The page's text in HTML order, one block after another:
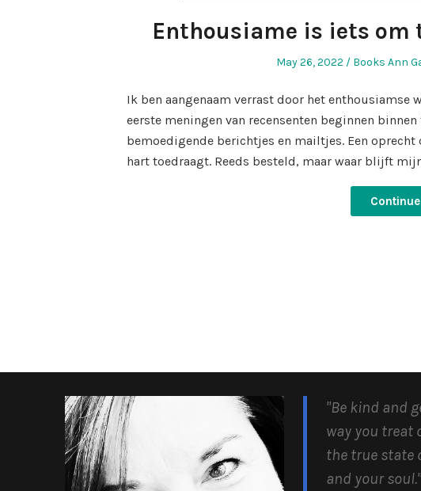
Enthousiame is iets om
Posted
May 26, 2022
Posted
Books Ann
Ik ben aangenaam verrast door het enthousiamse
eerste meningen van recensenten beginnen
bemoedigende berichtjes en mailtjes. Een oprecht
hart toedraagt. Reeds besteld, maar waar blijft
"Be kind and
way you treat
the true state
and your soul."